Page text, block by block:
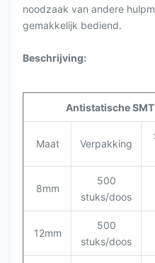
noodzaak van andere
gemakkelijk bediend.
Beschrijving:
Antistatische
Maat Verpakking
8mm
500
stuks/doos
12mm
500
stuks/doos